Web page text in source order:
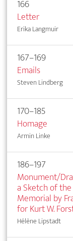
166
Letter
Erika Langmuir
167–169
Emails
Steven Lindberg
170–185
Homage
Armin Linke
186–197
Monument/
a Sketch of
Memorial by
for Kurt W.
Hélène Lipstadt